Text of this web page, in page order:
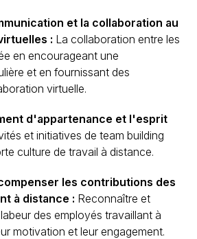
et la collaboration au
: La collaboration entre les
en encourageant une
et en fournissant des
virtuelle.
d'appartenance et l'esprit
et initiatives de team building
culture de travail à distance.
les contributions des
à distance : Reconnaître et
des employés travaillant à
motivation et leur engagement.